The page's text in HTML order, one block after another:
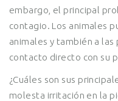
embargo, el principal
contagio. Los animales
animales y también a
contacto directo con su
¿Cuáles son sus
molesta irritación en la